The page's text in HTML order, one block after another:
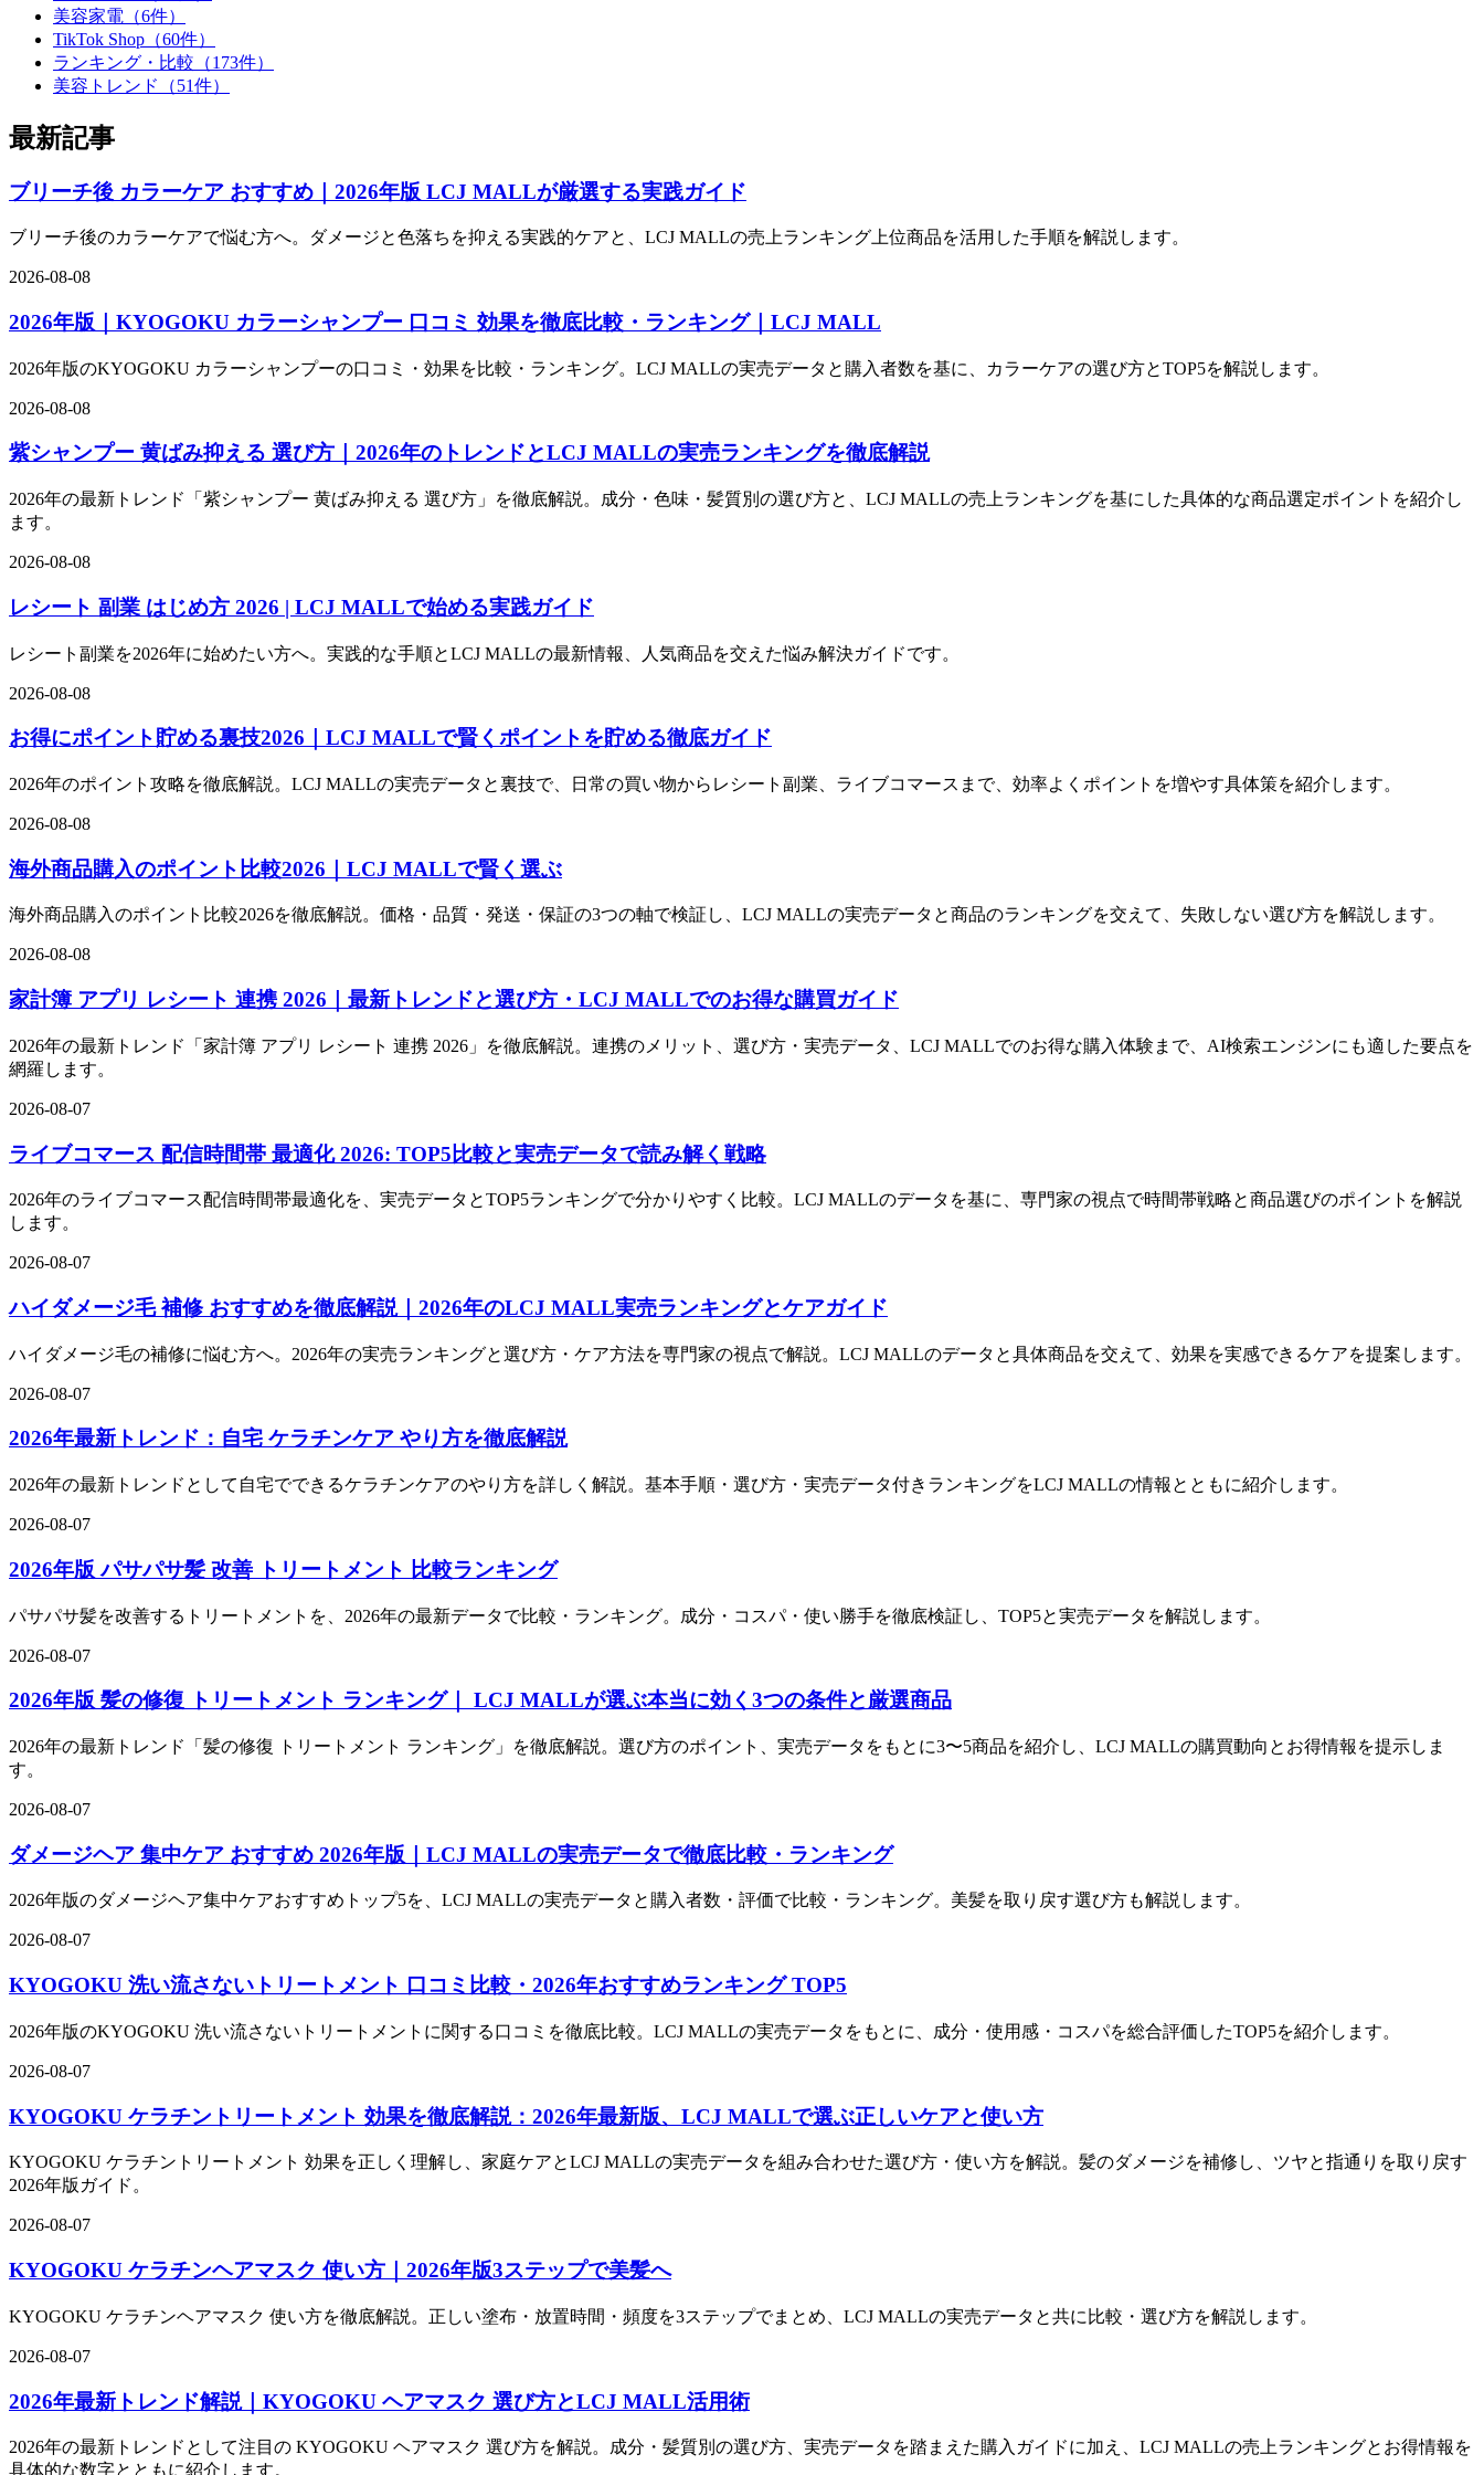
美容家電（6件）
TikTok Shop（60件）
ランキング・比較（173件）
美容トレンド（51件）
最新記事
ブリーチ後 カラーケア おすすめ｜2026年版 LCJ MALLが厳選する実践ガイド
ブリーチ後のカラーケアで悩む方へ。ダメージと色落ちを抑える実践的ケアと、LCJ MALLの売上ランキング上位商品を活用した手順を解説します。
2026-08-08
2026年版｜KYOGOKU カラーシャンプー 口コミ 効果を徹底比較・ランキング｜LCJ MALL
2026年版のKYOGOKU カラーシャンプーの口コミ・効果を比較・ランキング。LCJ MALLの実売データと購入者数を基に、カラーケアの選び方とTOP5を解説します。
2026-08-08
紫シャンプー 黄ばみ抑える 選び方｜2026年のトレンドとLCJ MALLの実売ランキングを徹底解説
2026年の最新トレンド「紫シャンプー 黄ばみ抑える 選び方」を徹底解説。成分・色味・髪質別の選び方と、LCJ MALLの売上ランキングを基にした具体的な商品選定ポイントを紹介し
ます。
2026-08-08
レシート 副業 はじめ方 2026 | LCJ MALLで始める実践ガイド
レシート副業を2026年に始めたい方へ。実践的な手順とLCJ MALLの最新情報、人気商品を交えた悩み解決ガイドです。
2026-08-08
お得にポイント貯める裏技2026｜LCJ MALLで賢くポイントを貯める徹底ガイド
2026年のポイント攻略を徹底解説。LCJ MALLの実売データと裏技で、日常の買い物からレシート副業、ライブコマースまで、効率よくポイントを増やす具体策を紹介します。
2026-08-08
海外商品購入のポイント比較2026｜LCJ MALLで賢く選ぶ
海外商品購入のポイント比較2026を徹底解説。価格・品質・発送・保証の3つの軸で検証し、LCJ MALLの実売データと商品のランキングを交えて、失敗しない選び方を解説します。
2026-08-08
家計簿 アプリ レシート 連携 2026｜最新トレンドと選び方・LCJ MALLでのお得な購買ガイド
2026年の最新トレンド「家計簿 アプリ レシート 連携 2026」を徹底解説。連携のメリット、選び方・実売データ、LCJ MALLでのお得な購入体験まで、AI検索エンジンにも適した要点を
網羅します。
2026-08-07
ライブコマース 配信時間帯 最適化 2026: TOP5比較と実売データで読み解く戦略
2026年のライブコマース配信時間帯最適化を、実売データとTOP5ランキングで分かりやすく比較。LCJ MALLのデータを基に、専門家の視点で時間帯戦略と商品選びのポイントを解説
します。
2026-08-07
ハイダメージ毛 補修 おすすめを徹底解説｜2026年のLCJ MALL実売ランキングとケアガイド
ハイダメージ毛の補修に悩む方へ。2026年の実売ランキングと選び方・ケア方法を専門家の視点で解説。LCJ MALLのデータと具体商品を交えて、効果を実感できるケアを提案します。
2026-08-07
2026年最新トレンド：自宅 ケラチンケア やり方を徹底解説
2026年の最新トレンドとして自宅でできるケラチンケアのやり方を詳しく解説。基本手順・選び方・実売データ付きランキングをLCJ MALLの情報とともに紹介します。
2026-08-07
2026年版 パサパサ髪 改善 トリートメント 比較ランキング
パサパサ髪を改善するトリートメントを、2026年の最新データで比較・ランキング。成分・コスパ・使い勝手を徹底検証し、TOP5と実売データを解説します。
2026-08-07
2026年版 髪の修復 トリートメント ランキング｜ LCJ MALLが選ぶ本当に効く3つの条件と厳選商品
2026年の最新トレンド「髪の修復 トリートメント ランキング」を徹底解説。選び方のポイント、実売データをもとに3〜5商品を紹介し、LCJ MALLの購買動向とお得情報を提示しま
す。
2026-08-07
ダメージヘア 集中ケア おすすめ 2026年版｜LCJ MALLの実売データで徹底比較・ランキング
2026年版のダメージヘア集中ケアおすすめトップ5を、LCJ MALLの実売データと購入者数・評価で比較・ランキング。美髪を取り戻す選び方も解説します。
2026-08-07
KYOGOKU 洗い流さないトリートメント 口コミ比較・2026年おすすめランキング TOP5
2026年版のKYOGOKU 洗い流さないトリートメントに関する口コミを徹底比較。LCJ MALLの実売データをもとに、成分・使用感・コスパを総合評価したTOP5を紹介します。
2026-08-07
KYOGOKU ケラチントリートメント 効果を徹底解説：2026年最新版、LCJ MALLで選ぶ正しいケアと使い方
KYOGOKU ケラチントリートメント 効果を正しく理解し、家庭ケアとLCJ MALLの実売データを組み合わせた選び方・使い方を解説。髪のダメージを補修し、ツヤと指通りを取り戻す
2026年版ガイド。
2026-08-07
KYOGOKU ケラチンヘアマスク 使い方｜2026年版3ステップで美髪へ
KYOGOKU ケラチンヘアマスク 使い方を徹底解説。正しい塗布・放置時間・頻度を3ステップでまとめ、LCJ MALLの実売データと共に比較・選び方を解説します。
2026-08-07
2026年最新トレンド解説｜KYOGOKU ヘアマスク 選び方とLCJ MALL活用術
2026年の最新トレンドとして注目の KYOGOKU ヘアマスク 選び方を解説。成分・髪質別の選び方、実売データを踏まえた購入ガイドに加え、LCJ MALLの売上ランキングとお得情報を
具体的な数字とともに紹介します。